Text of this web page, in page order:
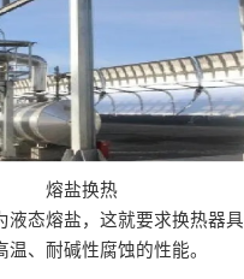
熔盐换热
液态熔盐，这就要求换热器具
温、耐碱性腐蚀的性能。